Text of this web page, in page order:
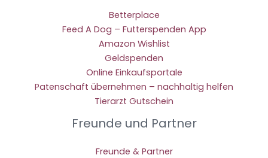
Betterplace
Feed A Dog – Futterspenden App
Amazon Wishlist
Geldspenden
Online Einkaufsportale
Patenschaft übernehmen – nachhaltig helfen
Tierarzt Gutschein
Freunde und Partner
Freunde & Partner